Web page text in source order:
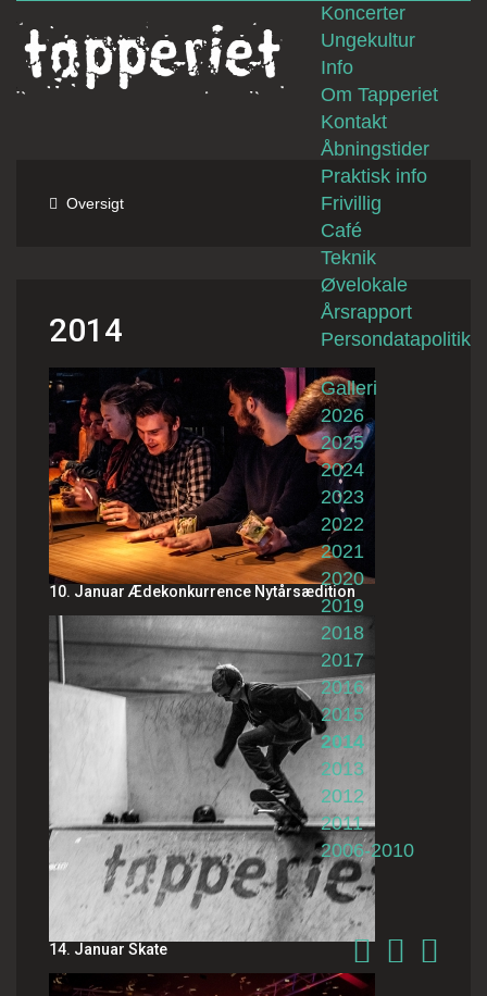
Koncerter
Ungekultur
Info
Om Tapperiet
Kontakt
Åbningstider
Praktisk info
Frivillig
Café
Teknik
Øvelokale
Årsrapport
Persondatapolitik
Galleri
2026
2025
2024
2023
2022
2021
2020
2019
2018
2017
2016
2015
2014
2013
2012
2011
2006-2010
Oversigt
2014
10. Januar Ædekonkurrence Nytårsædition
14. Januar Skate